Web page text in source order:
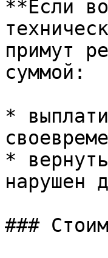
**Если
примут
суммой:
*
*
нарушен
###